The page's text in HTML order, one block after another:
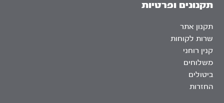
תקנונים ופרטיות
תקנון אתר
שרות לקוחות
קנין רוחני
משלוחים
ביטולים
החזרות